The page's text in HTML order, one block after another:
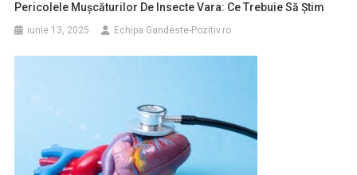
Pericolele Mușcăturilor De Insecte Vara: Ce Trebuie Să Știm
iunie 13, 2025 Echipa Gandeste-Pozitiv.ro